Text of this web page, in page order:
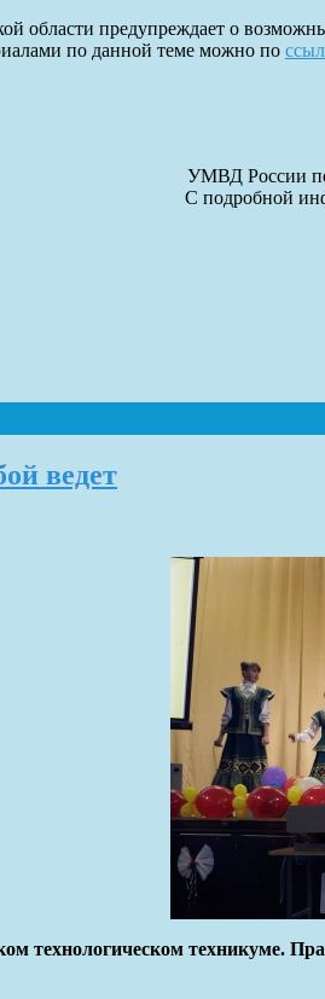
области предупреждает о
по данной теме можно по
УМВД России по
С подробной
ведет
технологическом техникуме.